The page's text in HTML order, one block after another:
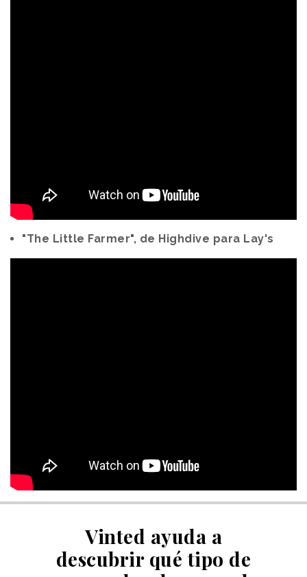
"The Little Farmer", de Highdive para Lay's
Vinted ayuda a
descubrir qué tipo de